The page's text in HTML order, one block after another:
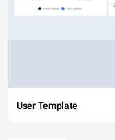
User Template